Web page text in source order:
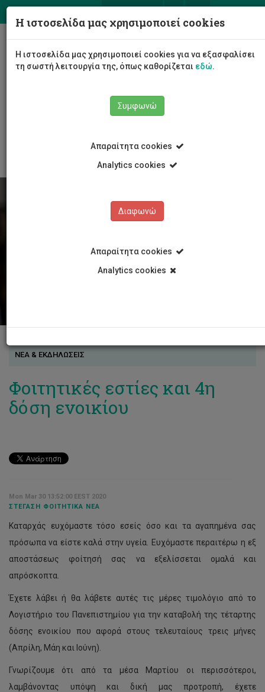
ΝΕΑ & ΕΚΔΗΛΩΣΕΙΣ
Φοιτητικές εστίες και 4η
δόση ενοικίου
Mon Mar 30 13:52:00 EEST 2020
ΣΤΈΓΑΣΗ ΦΟΙΤΗΤΙΚΆ ΝΈΑ
Καταρχάς ευχόμαστε τόσο εσείς όσο και τα αγαπημένα σας
πρόσωπα να είστε καλά στην υγεία. Ευχόμαστε περαιτέρω η εξ
αποστάσεως φοίτησή σας να εξελίσσεται ομαλά και
απρόσκοπτα.
Έχετε λάβει ή θα λάβετε αυτές τις μέρες τιμολόγιο από το
Λογιστήριο του Πανεπιστημίου για την καταβολή της τέταρτης
δόσης ενοικίου που αφορά στους τελευταίους τρεις μήνες
(Απρίλη, Μάη και Ιούνη).
Γνωρίζουμε ότι από τα μέσα Μαρτίου οι περισσότεροι,
λαμβάνοντας υπόψη και δική μας προτροπή, έχετε
Η ιστοσελίδα μας χρησιμοποιεί cookies
Η ιστοσελίδα μας χρησιμοποιεί cookies για να εξασφαλίσει
τη σωστή λειτουργία της, όπως καθορίζεται εδώ.
Συμφωνώ
Απαραίτητα cookies
Analytics cookies
Διαφωνώ
Απαραίτητα cookies
Analytics cookies